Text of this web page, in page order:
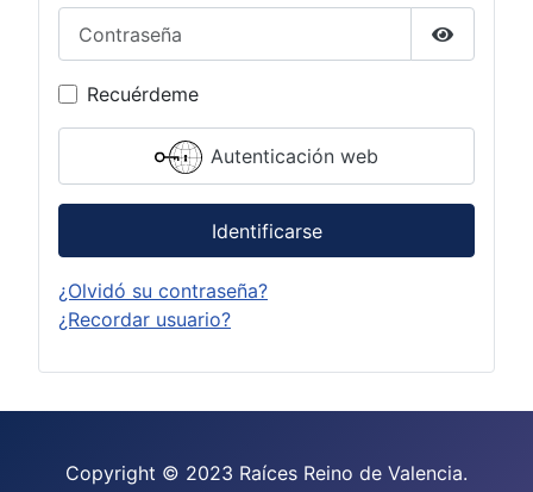
Mostrar
Recuérdeme
Autenticación web
Identificarse
¿Olvidó su contraseña?
¿Recordar usuario?
Copyright © 2023 Raíces Reino de Valencia.